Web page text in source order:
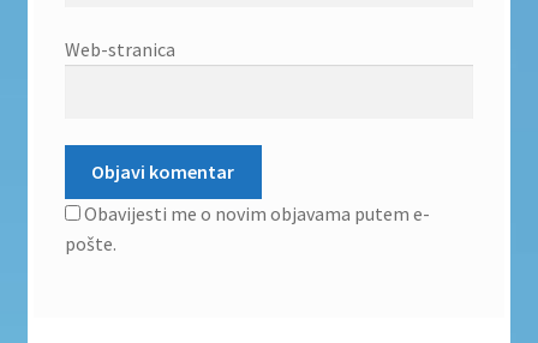
Web-stranica
Obavijesti me o novim objavama putem e-
pošte.